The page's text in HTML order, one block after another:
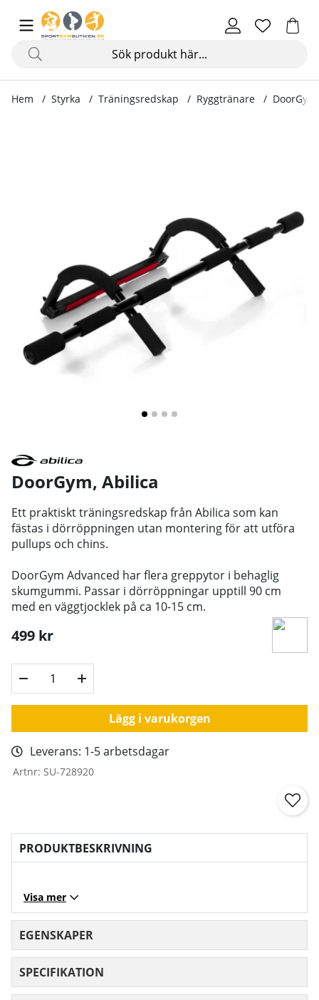
Hem Styrka Träningsredskap Ryggtränare DoorGym
DoorGym, Abilica
Ett praktiskt träningsredskap från Abilica som kan
fästas i dörröppningen utan montering för att utföra
pullups och chins.
DoorGym Advanced har flera greppytor i behaglig
skumgummi. Passar i dörröppningar upptill 90 cm
med en väggtjocklek på ca 10-15 cm.
499 kr
Lägg i varukorgen
Leverans: 1-5 arbetsdagar
Artnr: SU-728920
PRODUKTBESKRIVNING
Visa mer
EGENSKAPER
SPECIFIKATION